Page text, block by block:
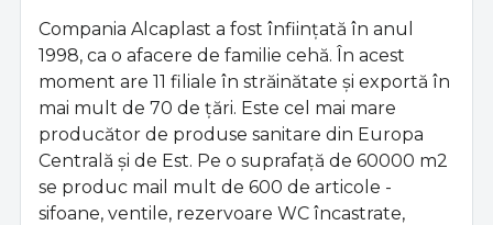
Compania Alcaplast a fost înființată în anul
1998, ca o afacere de familie cehă. În acest
moment are 11 filiale în străinătate și exportă în
mai mult de 70 de țări. Este cel mai mare
producător de produse sanitare din Europa
Centrală și de Est. Pe o suprafață de 60000 m2
se produc mail mult de 600 de articole -
sifoane, ventile, rezervoare WC încastrate,